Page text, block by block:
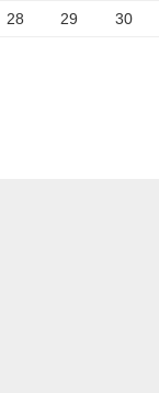
28 29 30